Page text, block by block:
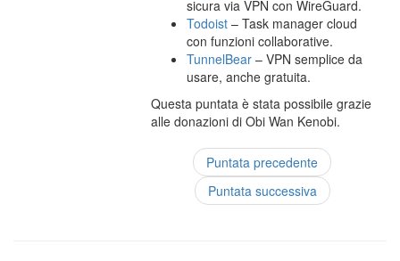
sicura via VPN con WireGuard.
Todoist – Task manager cloud
con funzioni collaborative.
TunnelBear – VPN semplice da
usare, anche gratuita.
Questa puntata è stata possibile grazie
alle donazioni di Obi Wan Kenobi.
Puntata precedente
Puntata successiva